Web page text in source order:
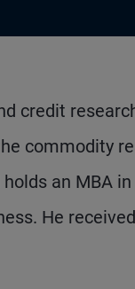
credit
commodity
an MBA
He